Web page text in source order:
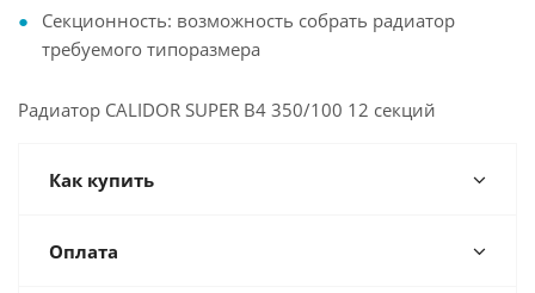
Секционность: возможность собрать радиатор
требуемого типоразмера
Радиатор CALIDOR SUPER B4 350/100 12 секций
Как купить
Оплата